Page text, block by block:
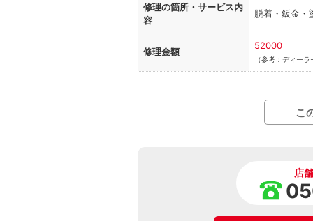
修理の箇所・ サービス内
容
脱着・鈑金・
修理金額
52000
（参考：ディー
こ
店